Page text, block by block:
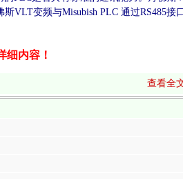
VLT变频与Misubish PLC 通过RS485接
细内容！
查看全